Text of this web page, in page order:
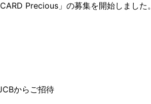
Precious」の募集を開始しました。
からご招待